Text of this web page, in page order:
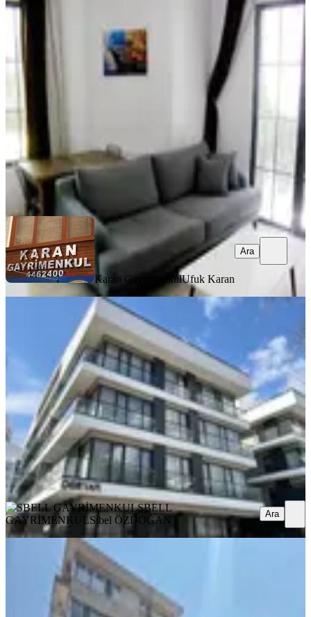
ÖNE ÇIKAN
G.o.p Uğurmumcu 1+1 Mobilyalı Her
Şey Dahil Kiralık Daire
Çankaya, Büyükesat Mahallesi
·04.07.2026
Karan GayrimenkulUfuk Karan
Ara
Karan GayrimenkulUfuk Karan
Ara
Sbell'den Gop'da Yeni Binada Ara
Kat Ön Cephede Full Eşyalı 1+1
Çankaya, Gaziosmanpaşa Mahallesi
1+1·55 m²·1. Kat·08.08.2026
53.000 ₺
SBELL GAYRİMENKUL Sibel ÖZDOĞAN
Ara
SBELL
GAYRİMENKULSibel ÖZDOĞAN Ara
Nilgün Sokak Ofis Ve Konut
Kullanımına Uygun 2+1 Kiralık Daire
Çankaya, Çankaya Mahallesi